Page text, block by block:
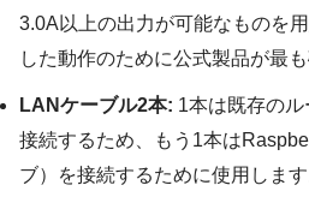
3.0A以上の出力が可能なものを
した動作のために公式製品が最も
LANケーブル2本: 1本は既存の
接続するため、もう1本は
ブ）を接続するために使用します